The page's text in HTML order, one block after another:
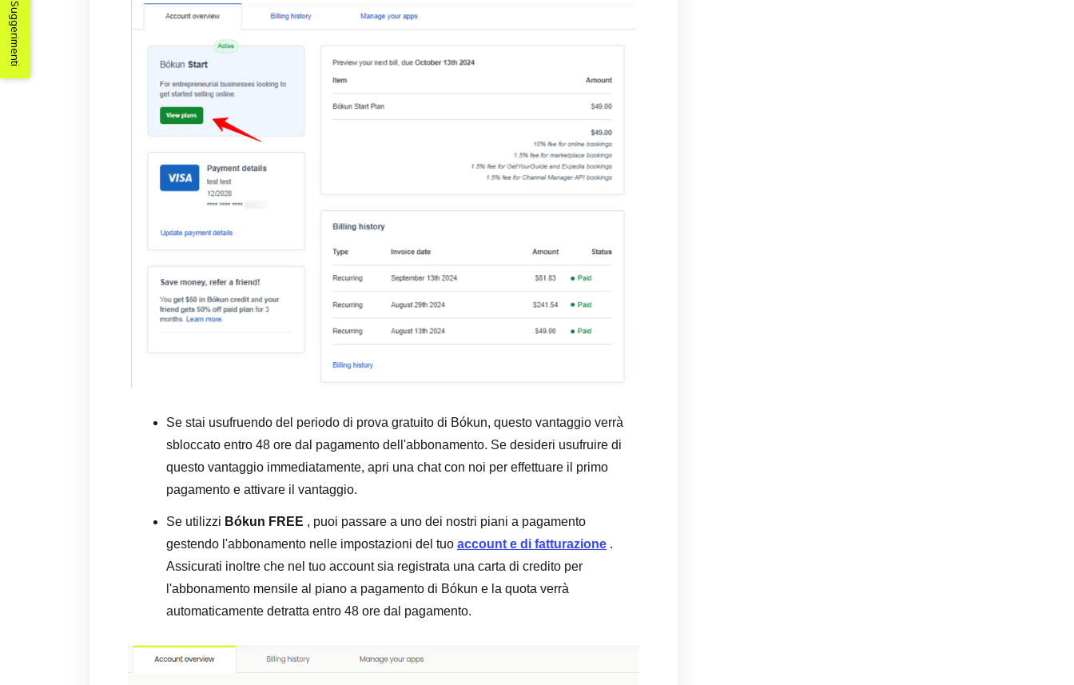
Se stai usufruendo del periodo di prova gratuito di Bókun, questo vantaggio verrà
sbloccato entro 48 ore dal pagamento dell'abbonamento. Se desideri usufruire di
questo vantaggio immediatamente, apri una chat con noi per effettuare il primo
pagamento e attivare il vantaggio.
Se utilizzi Bókun FREE , puoi passare a uno dei nostri piani a pagamento
gestendo l'abbonamento nelle impostazioni del tuo account e di fatturazione .
Assicurati inoltre che nel tuo account sia registrata una carta di credito per
l'abbonamento mensile al piano a pagamento di Bókun e la quota verrà
automaticamente detratta entro 48 ore dal pagamento.
Suggerimenti